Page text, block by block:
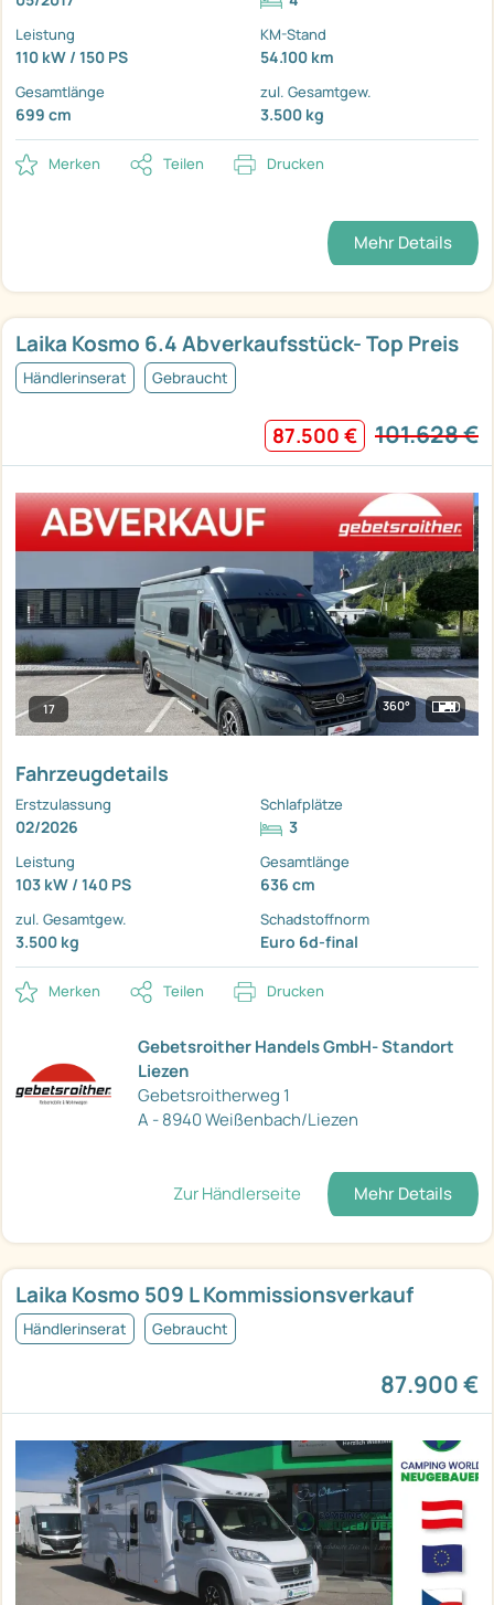
Leistung
110 kW / 150 PS
KM-Stand
54.100 km
Gesamtlänge
699 cm
zul. Gesamtgew.
3.500 kg
Merken Teilen Drucken
Mehr Details
Laika Kosmo 6.4 Abverkaufsstück- Top Preis
Händlerinserat Gebraucht
87.500 € 101.628 €
17 360°
Fahrzeugdetails
Erstzulassung
02/2026
Schlafplätze
3
Leistung
103 kW / 140 PS
Gesamtlänge
636 cm
zul. Gesamtgew.
3.500 kg
Schadstoffnorm
Euro 6d-final
Merken Teilen Drucken
Gebetsroither Handels GmbH- Standort
Liezen
Gebetsroitherweg 1
A - 8940 Weißenbach/Liezen
Zur Händlerseite Mehr Details
Laika Kosmo 509 L Kommissionsverkauf
Händlerinserat Gebraucht
87.900 €